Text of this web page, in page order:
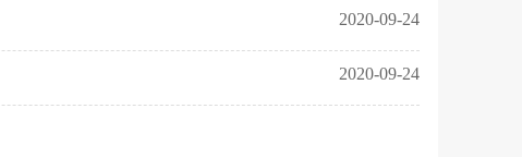
2020-09-24
2020-09-24